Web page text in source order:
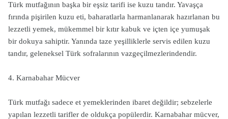
Türk mutfağının başka bir eşsiz tarifi ise kuzu tandır. Yavaşça
fırında pişirilen kuzu eti, baharatlarla harmanlanarak hazırlanan bu
lezzetli yemek, mükemmel bir kıtır kabuk ve içten içe yumuşak
bir dokuya sahiptir. Yanında taze yeşilliklerle servis edilen kuzu
tandır, geleneksel Türk sofralarının vazgeçilmezlerindendir.
4. Karnabahar Mücver
Türk mutfağı sadece et yemeklerinden ibaret değildir; sebzelerle
yapılan lezzetli tarifler de oldukça popülerdir. Karnabahar mücver,